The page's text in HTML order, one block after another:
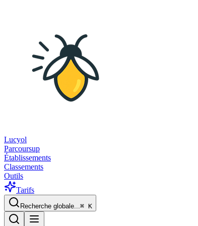
Lucyol
Parcoursup
Établissements
Classements
Outils
Tarifs
Recherche globale...⌘ K